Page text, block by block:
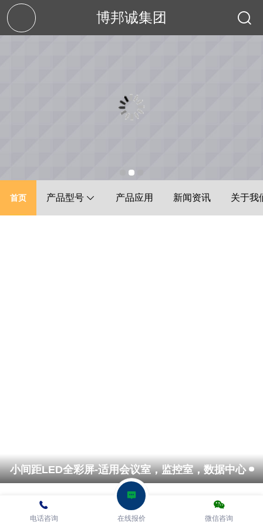
博邦诚集团
首页 产品型号 产品应用 新闻资讯 关于我
小间距LED全彩屏-适用会议室，监控室，数据中心
电话咨询 在线报价 微信咨询